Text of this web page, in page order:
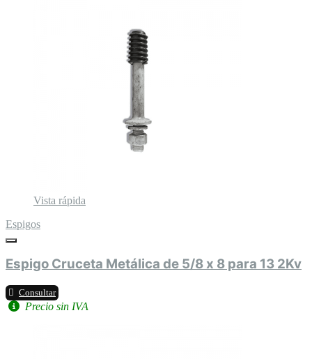
Vista rápida
Espigos
Espigo Cruceta Metálica de 5/8 x 8 para 13 2Kv
Consultar
Precio sin IVA